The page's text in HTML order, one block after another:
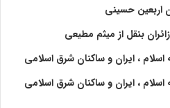
اربعین حسینی
بنقل از میثم مطیعی
، ایران و ساکنان شرق اسلامی
، ایران و ساکنان شرق اسلامی